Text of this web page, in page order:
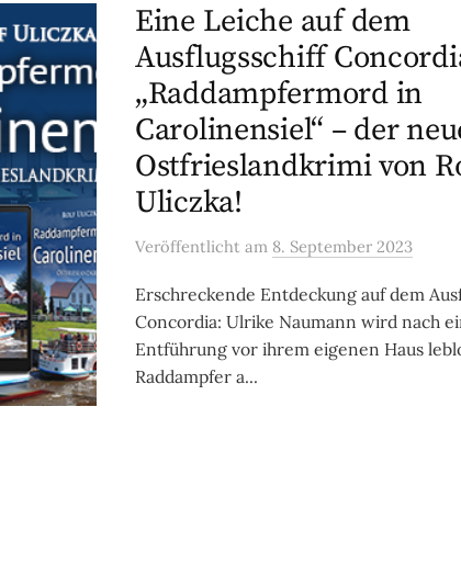
Eine Leiche auf dem
Ausflugsschiff
„Raddampfermord in
Carolinensiel“ – der
Ostfrieslandkrimi von
Uliczka!
Veröffentlicht am 8. September 2023
Erschreckende Entdeckung auf dem
Concordia: Ulrike Naumann wird nach
Entführung vor ihrem eigenen Haus
Raddampfer a...